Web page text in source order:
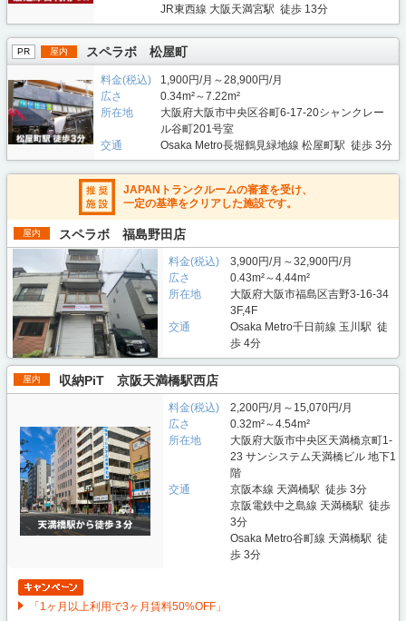
JR東西線 大阪天満宮駅 徒歩 13分
PR 屋内 スペラボ 松屋町
料金(税込)
1,900円/月～28,900円/月
広さ
0.34m²～7.22m²
所在地
大阪府大阪市中央区谷町6-17-20シャンクレー
ル谷町201号室
交通
Osaka Metro長堀鶴見緑地線 松屋町駅 徒歩 3分
JAPANトランクルームの審査を受け、
一定の基準をクリアした施設です。
屋内 スペラボ 福島野田店
料金(税込)
3,900円/月～32,900円/月
広さ
0.43m²～4.44m²
所在地
大阪府大阪市福島区吉野3-16-34
3F,4F
交通
Osaka Metro千日前線 玉川駅 徒
歩 4分
屋内 収納PiT 京阪天満橋駅西店
料金(税込)
2,200円/月～15,070円/月
広さ
0.32m²～4.54m²
所在地
大阪府大阪市中央区天満橋京町1-
23 サンシステム天満橋ビル 地下1
階
交通
京阪本線 天満橋駅 徒歩 3分
京阪電鉄中之島線 天満橋駅 徒歩
3分
Osaka Metro谷町線 天満橋駅 徒
歩 3分
「1ヶ月以上利用で3ヶ月賃料50%OFF」